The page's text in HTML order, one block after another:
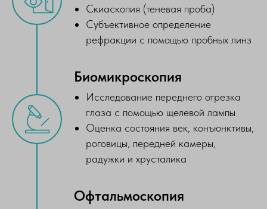
Скиаскопия (теневая проба)
Субъективное определение
рефракции с помощью пробных линз
Биомикроскопия
Исследование переднего отрезка
глаза с помощью щелевой лампы
Оценка состояния век, конъюнктивы,
роговицы, передней камеры,
радужки и хрусталика
Офтальмоскопия